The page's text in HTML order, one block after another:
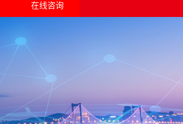
在线咨询